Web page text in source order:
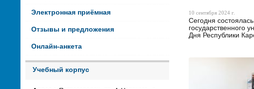
Электронная приёмная
Отзывы и предложения
Онлайн-анкета
Учебный корпус
10 сентября 2024 г.
Сегодня
государственного
Дня Республики